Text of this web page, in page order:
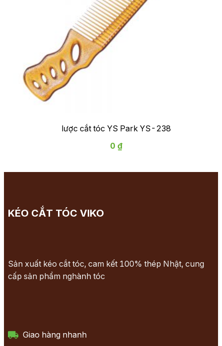
lược cắt tóc YS Park YS-238
0 ₫
KÉO CẮT TÓC VIKO
Sản xuất kéo cắt tóc, cam kết 100% thép Nhật, cung
cấp sản phẩm nghành tóc
Giao hàng nhanh